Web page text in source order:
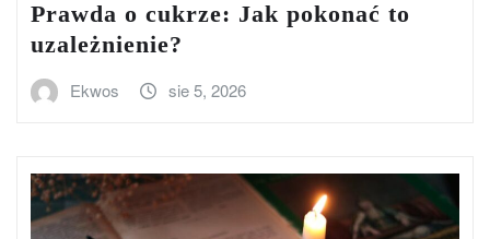
Prawda o cukrze: Jak pokonać to
uzależnienie?
Ekwos sie 5, 2026